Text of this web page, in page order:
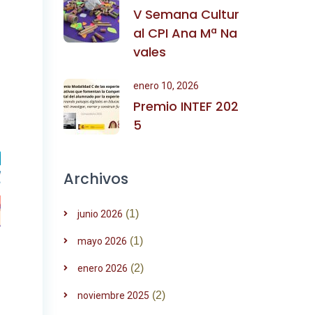
V Semana Cultur
al CPI Ana Mª Na
vales
enero 10, 2026
Premio INTEF 202
5
Archivos
junio 2026 (1)
mayo 2026 (1)
enero 2026 (2)
noviembre 2025 (2)